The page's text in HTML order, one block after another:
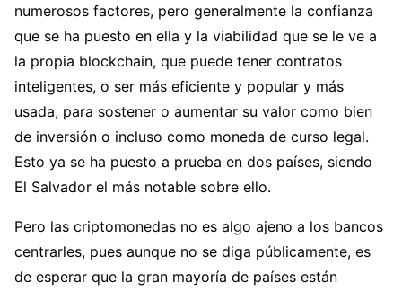
numerosos factores, pero generalmente la confianza
que se ha puesto en ella y la viabilidad que se le ve a
la propia blockchain, que puede tener contratos
inteligentes, o ser más eficiente y popular y más
usada, para sostener o aumentar su valor como bien
de inversión o incluso como moneda de curso legal.
Esto ya se ha puesto a prueba en dos países, siendo
El Salvador el más notable sobre ello.
Pero las criptomonedas no es algo ajeno a los bancos
centrarles, pues aunque no se diga públicamente, es
de esperar que la gran mayoría de países están